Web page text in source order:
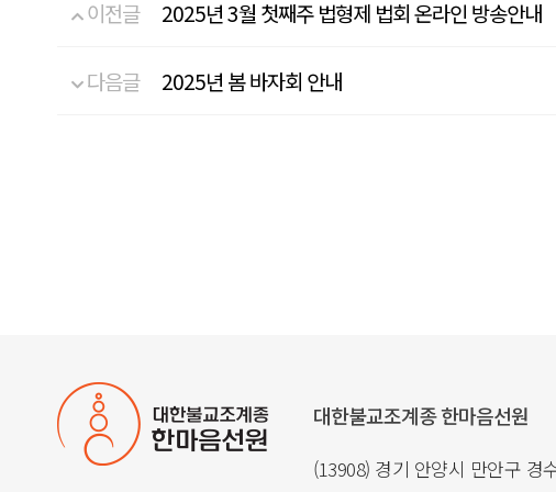
이전글 2025년 3월 첫째주 법형제 법회 온라인 방송안내
다음글 2025년 봄 바자회 안내
대한불교조계종 한마음선원
(13908) 경기 안양시 만안구 경